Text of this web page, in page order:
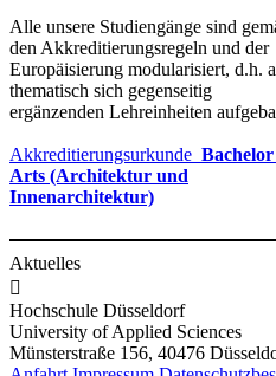
​​​​​​Alle unsere Studiengänge sind
den Akkreditierungsregeln und der
Europäisierung modularisiert, d.h.
thematisch sich gegenseitig
ergänzenden Lehreinheiten
Akkreditierungsurkunde
Arts (Architektur und
Innenarchitektur)
Aktuelles

Hochschule Düsseldorf
University of Applied Sciences
Münsterstraße 156, 40476